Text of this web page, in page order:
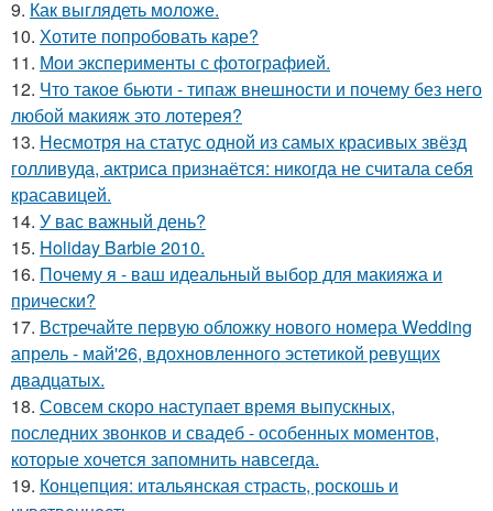
9. Как выглядеть моложе.
10. Хотите попробовать каре?
11. Мои эксперименты с фотографией.
12. Что такое бьюти - типаж внешности и почему без него
любой макияж это лотерея?
13. Несмотря на статус одной из самых красивых звёзд
голливуда, актриса признаётся: никогда не считала себя
красавицей.
14. У вас важный день?
15. Holiday Barbie 2010.
16. Почему я - ваш идеальный выбор для макияжа и
прически?
17. Встречайте первую обложку нового номера Wedding
апрель - май'26, вдохновленного эстетикой ревущих
двадцатых.
18. Совсем скоро наступает время выпускных,
последних звонков и свадеб - особенных моментов,
которые хочется запомнить навсегда.
19. Концепция: итальянская страсть, роскошь и